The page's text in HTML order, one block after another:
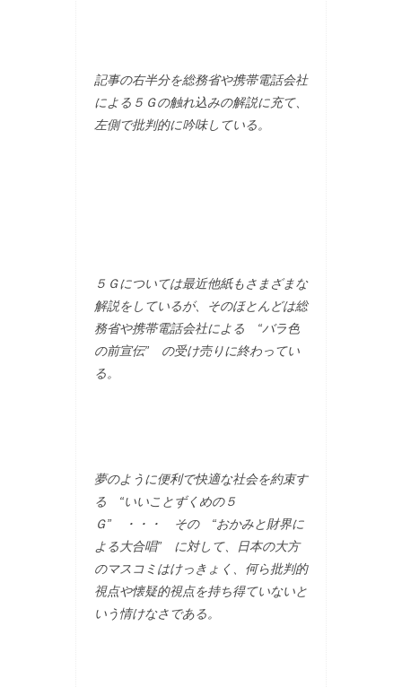
記事の右半分を総務省や携帯電話会社
による５Ｇの触れ込みの解説に充て、
左側で批判的に吟味している。
５Ｇについては最近他紙もさまざまな
解説をしているが、そのほとんどは総
務省や携帯電話会社による “バラ色
の前宣伝” の受け売りに終わってい
る。
夢のように便利で快適な社会を約束す
る “いいことずくめの５
Ｇ” ・・・ その “おかみと財界に
よる大合唱” に対して、日本の大方
のマスコミはけっきょく、何ら批判的
視点や懐疑的視点を持ち得ていないと
いう情けなさである。